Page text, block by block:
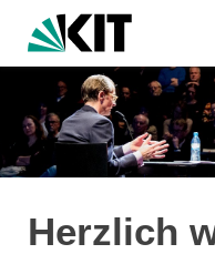
Herzlich